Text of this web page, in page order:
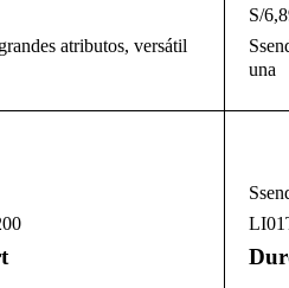
atributos, versátil
S/
una